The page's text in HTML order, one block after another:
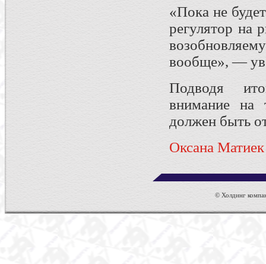
«Пока не
регулятор на
вообще», —
Подводя
внимание на
должен быть
Оксана Матиек
© Холдинг